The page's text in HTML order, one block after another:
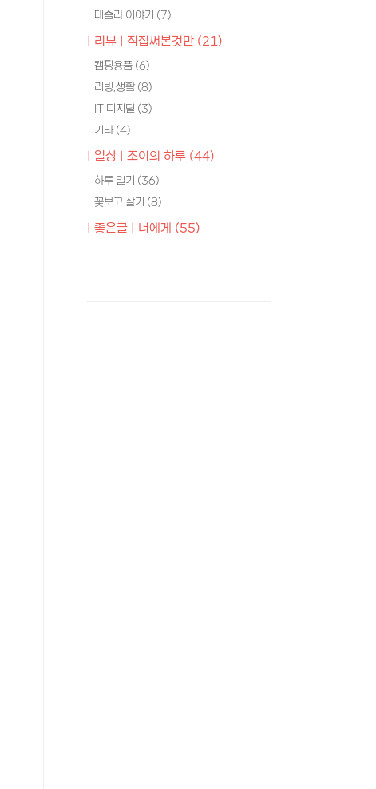
테슬라 이야기 (7)
| 리뷰 | 직접써본것만 (21)
캠핑용품 (6)
리빙,생활 (8)
IT 디지털 (3)
기타 (4)
| 일상 | 조이의 하루 (44)
하루 일기 (36)
꽃보고 살기 (8)
| 좋은글 | 너에게 (55)